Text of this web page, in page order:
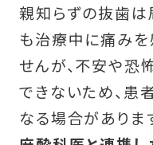
親知らずの抜歯
も治療中に痛みを
せんが、不安や恐
できないため、患
なる場合がありま